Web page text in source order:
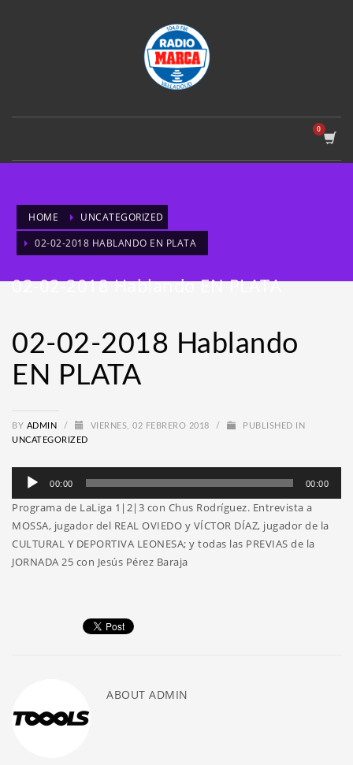
HOME
UNCATEGORIZED
02-02-2018 HABLANDO EN PLATA
02-02-2018 Hablando EN PLATA
02-02-2018 Hablando
EN PLATA
BY ADMIN / VIERNES, 02 FEBRERO 2018 /
PUBLISHED IN
UNCATEGORIZED
Reproductor
audio
00:00 00:00
Programa de LaLiga 1|2|3 con Chus Rodríguez. Entrevista a
MOSSA, jugador del REAL OVIEDO y VÍCTOR DÍAZ, jugador de la
CULTURAL Y DEPORTIVA LEONESA; y todas las PREVIAS de la
JORNADA 25 con Jesús Pérez Baraja
ABOUT ADMIN